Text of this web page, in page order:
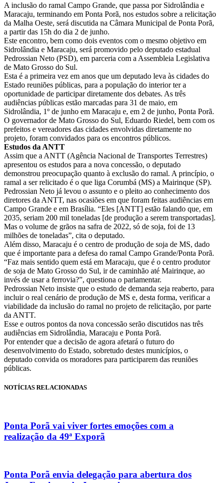
A inclusão do ramal Campo Grande, que passa por Sidrolândia e
Maracaju, terminando em Ponta Porã, nos estudos sobre a relicitação
da Malha Oeste, será discutida na Câmara Municipal de Ponta Porã,
a partir das 15h do dia 2 de junho.
Este encontro, bem como dois eventos com o mesmo objetivo em
Sidrolândia e Maracaju, será promovido pelo deputado estadual
Pedrossian Neto (PSD), em parceria com a Assembleia Legislativa
de Mato Grosso do Sul.
Esta é a primeira vez em anos que um deputado leva às cidades do
Estado reuniões públicas, para a população do interior ter a
oportunidade de participar diretamente dos debates. As três
audiências públicas estão marcadas para 31 de maio, em
Sidrolândia, 1º de junho em Maracaju e, em 2 de junho, Ponta Porã.
O governador de Mato Grosso do Sul, Eduardo Riedel, bem com os
prefeitos e vereadores das cidades envolvidas diretamente no
projeto, foram convidados para os encontros públicos.
Estudos da ANTT
Assim que a ANTT (Agência Nacional de Transportes Terrestres)
apresentou os estudos para a nova concessão, o deputado
demonstrou preocupação quanto à exclusão do ramal. A princípio, o
ramal a ser relicitado é o que liga Corumbá (MS) a Mairinque (SP).
Pedrossian Neto já levou o assunto e o pleito ao conhecimento dos
diretores da ANTT, nas ocasiões em que foram feitas audiências em
Campo Grande e em Brasília. “Eles [ANTT] estão falando que, em
2035, seriam 200 mil toneladas [de produção a serem transportadas].
Mas o volume de grãos na safra de 2022, só de soja, foi de 13
milhões de toneladas”, cita o deputado.
Além disso, Maracaju é o centro de produção de soja de MS, dado
que é importante para a defesa do ramal Campo Grande/Ponta Porã.
“Faz mais sentido quem está em Maracaju, que é o centro produtor
de soja de Mato Grosso do Sul, ir de caminhão até Mairinque, ao
invés de usar a ferrovia?”, questiona o parlamentar.
Pedrossian Neto insiste que o estudo de demanda seja reaberto, para
incluir o real cenário de produção de MS e, desta forma, verificar a
viabilidade da inclusão do ramal no projeto de relicitação, por parte
da ANTT.
Esse e outros pontos da nova concessão serão discutidos nas três
audiências em Sidrolândia, Maracaju e Ponta Porã.
Por entender que a decisão de agora afetará o futuro do
desenvolvimento do Estado, sobretudo destes municípios, o
deputado convida os moradores para participarem das reuniões
públicas.
NOTÍCIAS RELACIONADAS
Ponta Porã vai viver fortes emoções com a
realização da 49ª Exporã
Ponta Porã envia delegação para abertura dos